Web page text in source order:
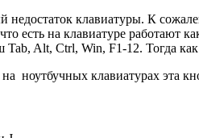
клавиатуры. К
есть на клавиатуре
Tab, Alt, Ctrl, Win, F1-12. Тогда
ноутбучных клавиатурах эта